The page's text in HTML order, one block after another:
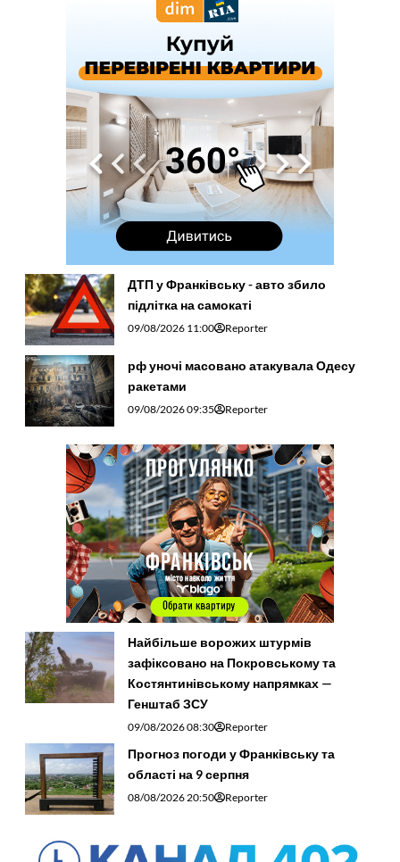
ДТП у Франківську - авто збило
підлітка на самокаті
09/08/2026 11:00 Reporter
рф уночі масовано атакувала Одесу
ракетами
09/08/2026 09:35 Reporter
Найбільше ворожих штурмів
зафіксовано на Покровському та
Костянтинівському напрямках —
Генштаб ЗСУ
09/08/2026 08:30 Reporter
Прогноз погоди у Франківську та
області на 9 серпня
08/08/2026 20:50 Reporter